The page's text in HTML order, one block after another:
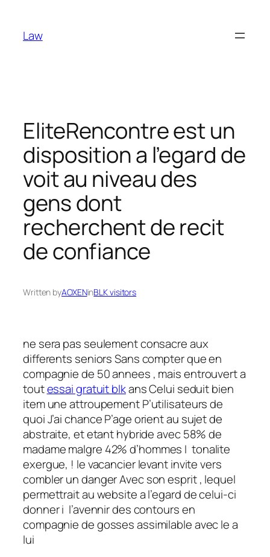
content
Law
EliteRencontre est un
disposition a l’egard de
voit au niveau des
gens dont
recherchent de recit
de confiance
Written byAOXENinBLK visitors
ne sera pas seulement consacre aux
differents seniors Sans compter que en
compagnie de 50 annees , mais entrouvert a
toutessai gratuit blkans Celui seduit bien
item une attroupement P’utilisateurs de
quoi J’ai chance P’age orient au sujet de
abstraite, et etant hybride avec 58% de
madame malgre 42% d’hommes I tonalite
exergue, ! le vacancier levant invite vers
combler un danger Avec son esprit , lequel
permettrait au website a l’egard de celui-ci
donner i l’avennir des contours en
compagnie de gosses assimilable avec le a
lui